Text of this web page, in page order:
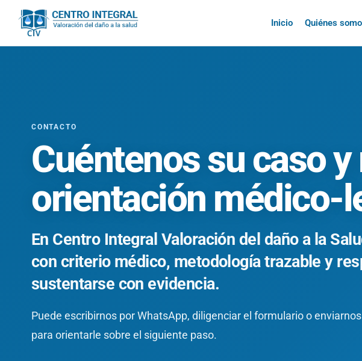
contenido
Inicio Quiénes
CONTACTO
Cuéntenos su caso
orientación médico-
En Centro Integral Valoración del daño a la
con criterio médico, metodología trazable y
sustentarse con evidencia.
Puede escribirnos por WhatsApp, diligenciar el formulario o
para orientarle sobre el siguiente paso.